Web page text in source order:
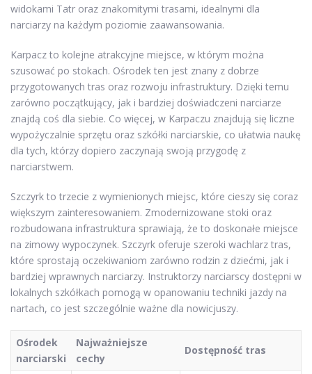
widokami Tatr oraz znakomitymi trasami, idealnymi dla
narciarzy na każdym poziomie zaawansowania.
Karpacz to kolejne atrakcyjne miejsce, w którym można
szusować po stokach. Ośrodek ten jest znany z dobrze
przygotowanych tras oraz rozwoju infrastruktury. Dzięki temu
zarówno początkujący, jak i bardziej doświadczeni narciarze
znajdą coś dla siebie. Co więcej, w Karpaczu znajdują się liczne
wypożyczalnie sprzętu oraz szkółki narciarskie, co ułatwia naukę
dla tych, którzy dopiero zaczynają swoją przygodę z
narciarstwem.
Szczyrk to trzecie z wymienionych miejsc, które cieszy się coraz
większym zainteresowaniem. Zmodernizowane stoki oraz
rozbudowana infrastruktura sprawiają, że to doskonałe miejsce
na zimowy wypoczynek. Szczyrk oferuje szeroki wachlarz tras,
które sprostają oczekiwaniom zarówno rodzin z dziećmi, jak i
bardziej wprawnych narciarzy. Instruktorzy narciarscy dostępni w
lokalnych szkółkach pomogą w opanowaniu techniki jazdy na
nartach, co jest szczególnie ważne dla nowicjuszy.
Ośrodek
narciarski
Najważniejsze
cechy
Dostępność tras